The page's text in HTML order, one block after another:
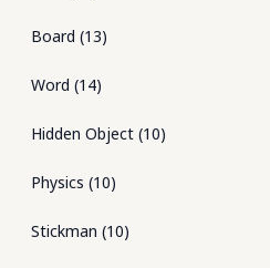
Board (13)
Word (14)
Hidden Object (10)
Physics (10)
Stickman (10)